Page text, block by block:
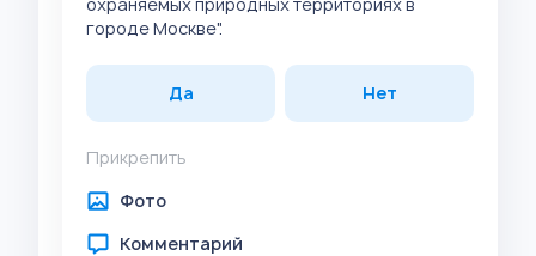
городе Москве".
Да Нет
Прикрепить
Фото
Комментарий